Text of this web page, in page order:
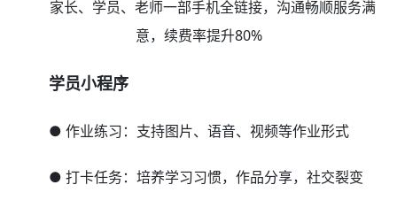
家长、学员、老师一部手机全链接，沟通畅顺服务满
意，续费率提升80%
学员小程序
● 作业练习：支持图片、语音、视频等作业形式
● 打卡任务：培养学习习惯，作品分享，社交裂变